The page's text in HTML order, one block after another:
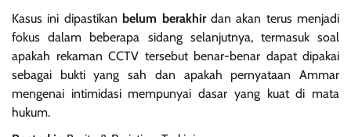
Kasus ini dipastikan belum berakhirdan akan terus menjadi
fokus dalam beberapa sidang selanjutnya, termasuk soal
apakah rekaman CCTV tersebut benar-benar dapat dipakai
sebagai bukti yang sah dan apakah pernyataan Ammar
mengenai intimidasi mempunyai dasar yang kuat di mata
hukum.